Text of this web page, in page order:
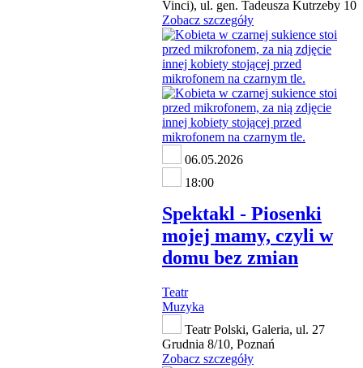
Vinci), ul. gen. Tadeusza Kutrzeby 10
Zobacz szczegóły
06.05.2026
18:00
Spektakl - Piosenki
mojej mamy, czyli w
domu bez zmian
Teatr
Muzyka
Teatr Polski, Galeria, ul. 27
Grudnia 8/10, Poznań
Zobacz szczegóły